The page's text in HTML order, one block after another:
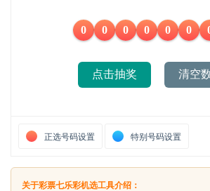
0 0 0 0 0 0
点击抽奖 清空
正选号码设置 特别号码设置
关于彩票七乐彩机选工具介绍：